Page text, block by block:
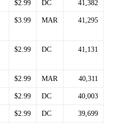
$2.99 DC 41,382
$3.99 MAR 41,295
$2.99 DC 41,131
$2.99 MAR 40,311
$2.99 DC 40,003
$2.99 DC 39,699